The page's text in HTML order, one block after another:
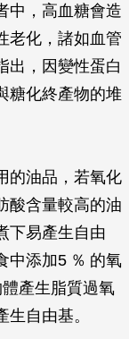
中，高血糖會造
老化，諸如血管
出，因變性蛋白
糖化終產物的堆
油品，若氧化
酸含量較高的油
下易產生自由
中添加5 ％ 的氧
產生脂質過氧
自由基。